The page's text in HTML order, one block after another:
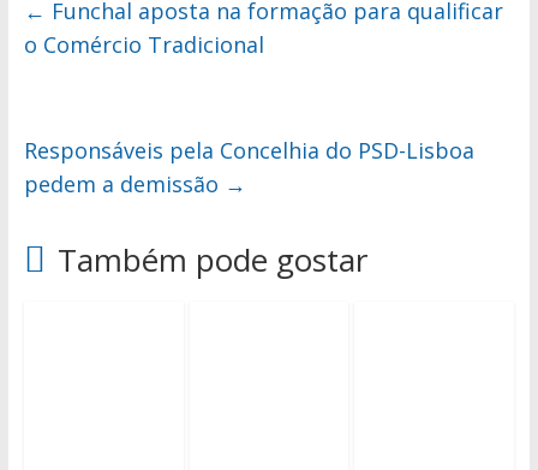
← Funchal aposta na formação para qualificar
o Comércio Tradicional
Responsáveis pela Concelhia do PSD-Lisboa
pedem a demissão →
Também pode gostar